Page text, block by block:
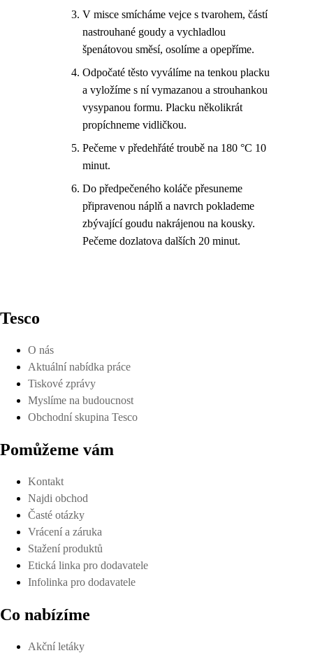
V misce smícháme vejce s tvarohem, částí
nastrouhané goudy a vychladlou
špenátovou směsí, osolíme a opepříme.
Odpočaté těsto vyválíme na tenkou placku
a vyložíme s ní vymazanou a strouhankou
vysypanou formu. Placku několikrát
propíchneme vidličkou.
Pečeme v předehřáté troubě na 180 °C 10
minut.
Do předpečeného koláče přesuneme
připravenou náplň a navrch poklademe
zbývající goudu nakrájenou na kousky.
Pečeme dozlatova dalších 20 minut.
Tesco
O nás
Aktuální nabídka práce
Tiskové zprávy
Myslíme na budoucnost
Obchodní skupina Tesco
Pomůžeme vám
Kontakt
Najdi obchod
Časté otázky
Vrácení a záruka
Stažení produktů
Etická linka pro dodavatele
Infolinka pro dodavatele
Co nabízíme
Akční letáky